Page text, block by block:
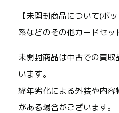
【未開封商品について(ボ
系などのその他カードセッ
未開封商品は中古での買
います。
経年劣化による外装や内容
がある場合がございます。